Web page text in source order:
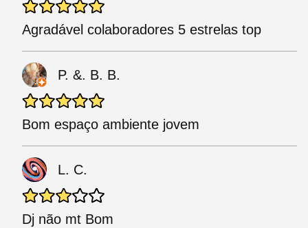
Agradável colaboradores 5 estrelas top
P. &. B. B.
Bom espaço ambiente jovem
L. C.
Dj não mt Bom